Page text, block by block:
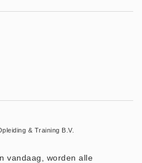
(1)
& Training B.V.
vandaag, worden alle